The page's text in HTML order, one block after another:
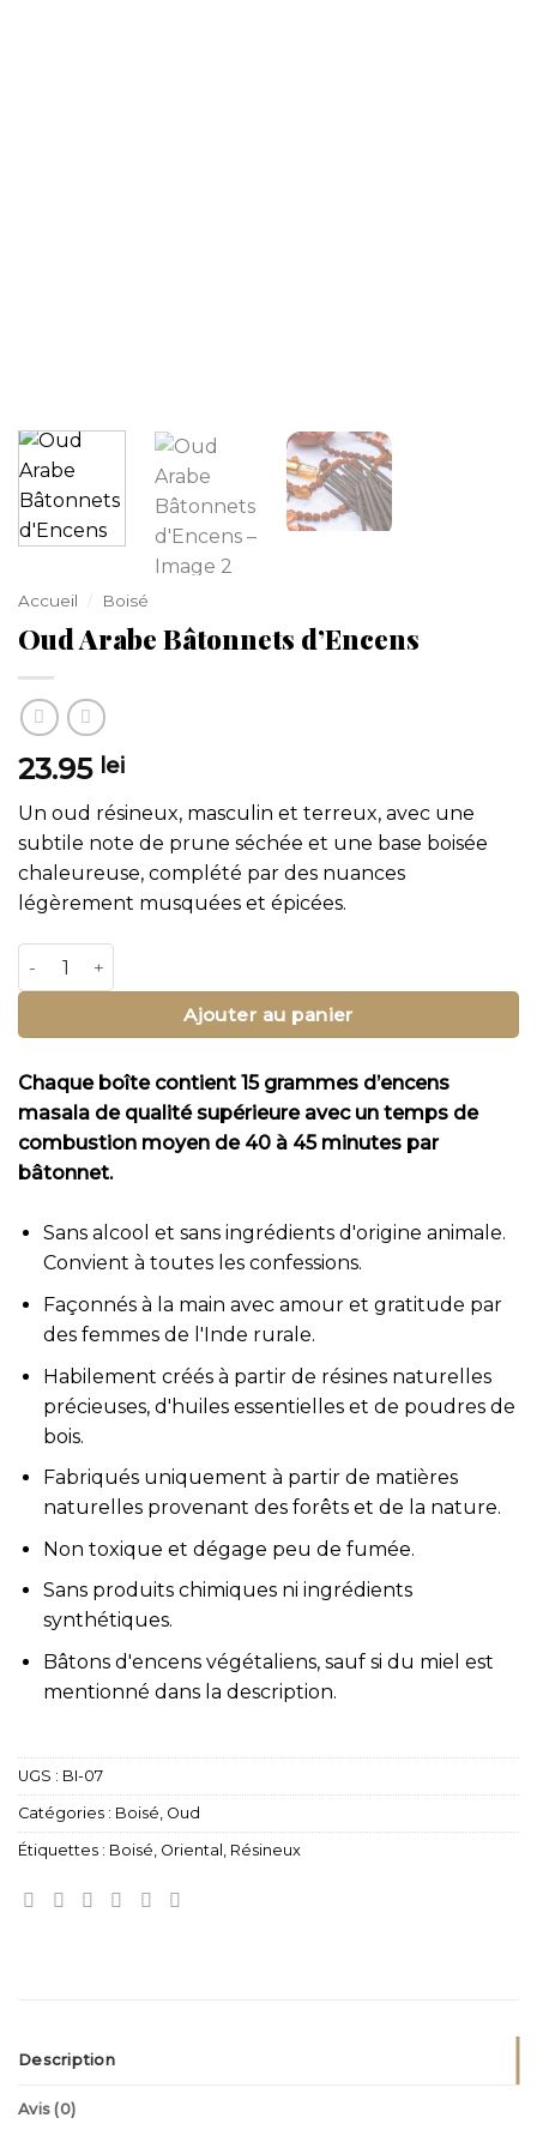
Accueil Boisé
Oud Arabe Bâtonnets d’Encens
23.95 lei
Un oud résineux, masculin et terreux, avec une
subtile note de prune séchée et une base boisée
chaleureuse, complété par des nuances
légèrement musquées et épicées.
quantité de Oud Arabe Bâtonnets d'Encens
Ajouter au panier
Chaque boîte contient 15 grammes d’encens
masala de qualité supérieure avec un temps de
combustion moyen de 40 à 45 minutes par
bâtonnet.
Sans alcool et sans ingrédients d'origine animale.
Convient à toutes les confessions.
Façonnés à la main avec amour et gratitude par
des femmes de l'Inde rurale.
Habilement créés à partir de résines naturelles
précieuses, d'huiles essentielles et de poudres de
bois.
Fabriqués uniquement à partir de matières
naturelles provenant des forêts et de la nature.
Non toxique et dégage peu de fumée.
Sans produits chimiques ni ingrédients
synthétiques.
Bâtons d'encens végétaliens, sauf si du miel est
mentionné dans la description.
UGS : BI-07
Catégories : Boisé Oud
Étiquettes : Boisé Oriental Résineux
Description
Avis (0)